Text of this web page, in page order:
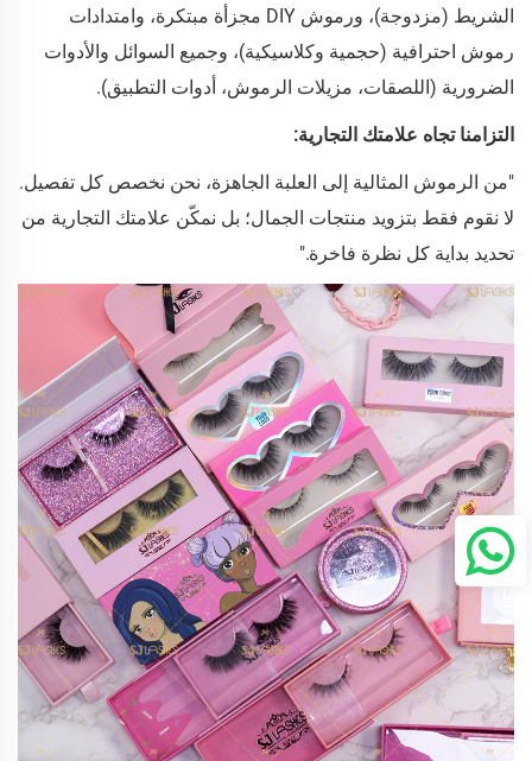
الشريط (مزدوجة)، ورموش DIY مجزأة مبتكرة، وامتدادات
رموش احترافية (حجمية وكلاسيكية)، وجميع السوائل والأدوات
الضرورية (اللصقات، مزيلات الرموش، أدوات التطبيق).
التزامنا تجاه علامتك التجارية:
"من الرموش المثالية إلى العلبة الجاهزة، نحن نخصص كل تفصيل.
لا نقوم فقط بتزويد منتجات الجمال؛ بل نمكّن علامتك التجارية من
تحديد بداية كل نظرة فاخرة."